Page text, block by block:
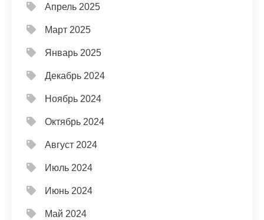
Апрель 2025
Март 2025
Январь 2025
Декабрь 2024
Ноябрь 2024
Октябрь 2024
Август 2024
Июль 2024
Июнь 2024
Май 2024